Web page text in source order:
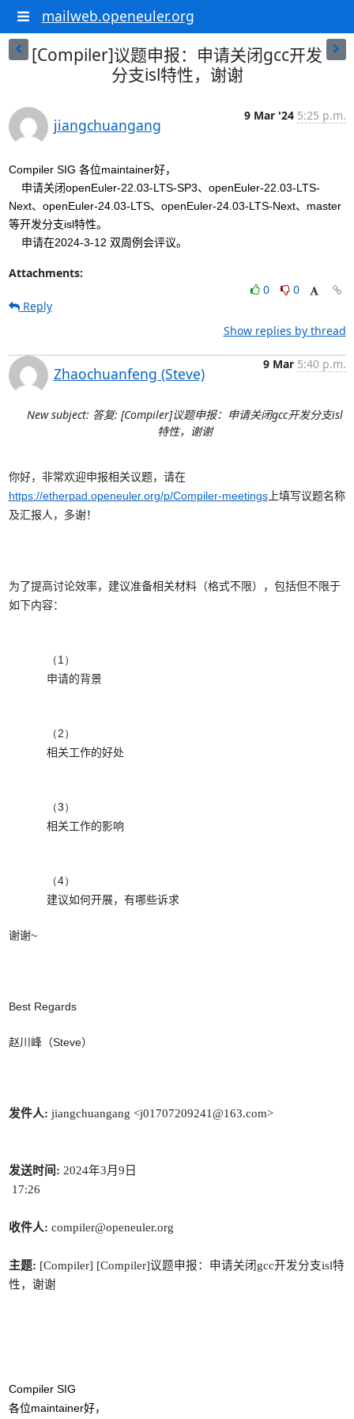
mailweb.openeuler.org
[Compiler]议题申报：申请关闭gcc开发
分支isl特性，谢谢
jiangchuangang
9 Mar '24 5:25 p.m.
Compiler SIG 各位maintainer好，
申请关闭openEuler-22.03-LTS-SP3、openEuler-22.03-LTS-
Next、openEuler-24.03-LTS、openEuler-24.03-LTS-Next、master
等开发分支isl特性。
申请在2024-3-12 双周例会评议。
Attachments:
0
0
Reply
Show replies by thread
Zhaochuanfeng (Steve)
9 Mar 5:40 p.m.
New subject: 答复: [Compiler]议题申报：申请关闭gcc开发分支isl
特性，谢谢
你好，非常欢迎申报相关议题，请在
https://etherpad.openeuler.org/p/Compiler-meetings上填写议题名称
及汇报人，多谢！
为了提高讨论效率，建议准备相关材料（格式不限），包括但不限于
如下内容：
（1）
申请的背景
（2）
相关工作的好处
（3）
相关工作的影响
（4）
建议如何开展，有哪些诉求
谢谢 ~
Best Regards
赵川峰（Steve）
发件人: jiangchuangang <j01707209241@163.com>
发送时间: 2024年3月 9 日
17:26
收件人: compiler@openeuler.org
主题: [Compiler] [Compiler]议题申报：申请关闭gcc开发分支isl特
性，谢谢
各位maintainer好，